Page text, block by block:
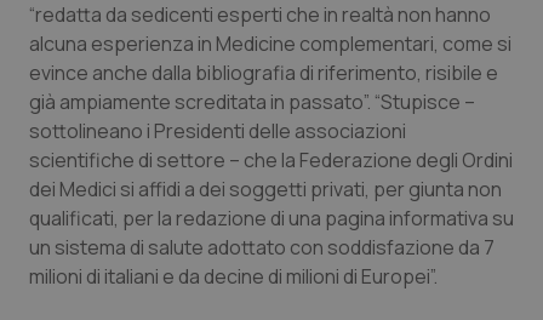
Psoriasi & pelle
Quotidiano Cardiologia
Quotidiano Chirurgia
Quotidiano Oncologia
Quotidiano Pediatria
“redatta da sedicenti esperti che in realtà non hanno
alcuna esperienza in Medicine complementari, come si
evince anche dalla bibliografia di riferimento, risibile e
già ampiamente screditata in passato”. “Stupisce –
sottolineano i Presidenti delle associazioni
scientifiche di settore – che la Federazione degli Ordini
dei Medici si affidi a dei soggetti privati, per giunta non
qualificati, per la redazione di una pagina informativa su
un sistema di salute adottato con soddisfazione da 7
milioni di italiani e da decine di milioni di Europei”.